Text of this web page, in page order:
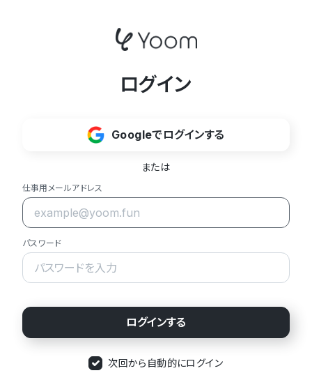
ログイン
Googleでログインする
または
仕事用メールアドレス
パスワード
次回から自動的にログイン